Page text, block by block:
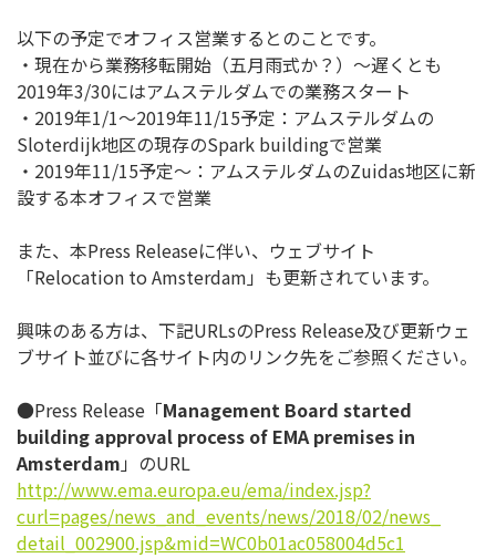
以下の予定でオフィス営業するとのことです。
・現在から業務移転開始（五月雨式か？）～遅くとも
2019年3/30にはアムステルダムでの業務スタート
・2019年1/1～2019年11/15予定： アムステルダムの
Sloterdijk地区の現存のSpark buildingで営業
・2019年11/15予定～：アムステルダムのZuidas地区に新
設する本オフィスで営業
また、本Press Releaseに伴い、ウェブサイト
「Relocation to Amsterdam」も更新されています。
興味のある方は、下記URLsのPress Release及び更新ウェ
ブサイト並びに各サイト内のリンク先をご参照ください。
●Press Release「Management Board started
building approval process of EMA premises in
Amsterdam 」のURL
http://www.ema.europa.eu/ema/index.jsp?
curl=pages/news_and_ events/news/2018/02/news_
detail_002900.jsp&mid=WC0b01ac058004d5c1